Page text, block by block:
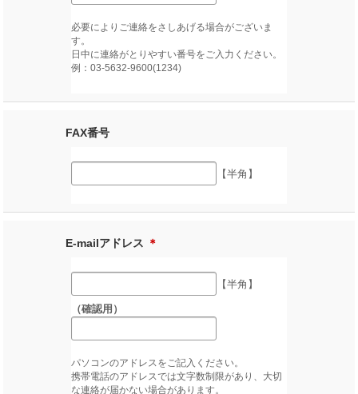
必要によりご連絡をさしあげる場合がございま
す。
日中に連絡がとりやすい番号をご入力ください。
例：03-5632-9600(1234)
FAX番号
【半角】
E-mailアドレス ＊
【半角】
（確認用）
パソコンのアドレスをご記入ください。
携帯電話のアドレスでは文字数制限があり、大切
な連絡が届かない場合があります。